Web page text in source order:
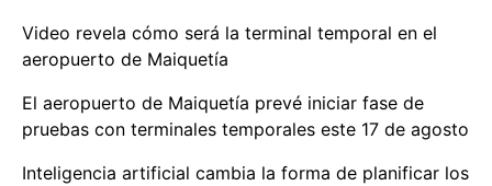
Video revela cómo será la terminal temporal en el
aeropuerto de Maiquetía
El aeropuerto de Maiquetía prevé iniciar fase de
pruebas con terminales temporales este 17 de agosto
Inteligencia artificial cambia la forma de planificar los